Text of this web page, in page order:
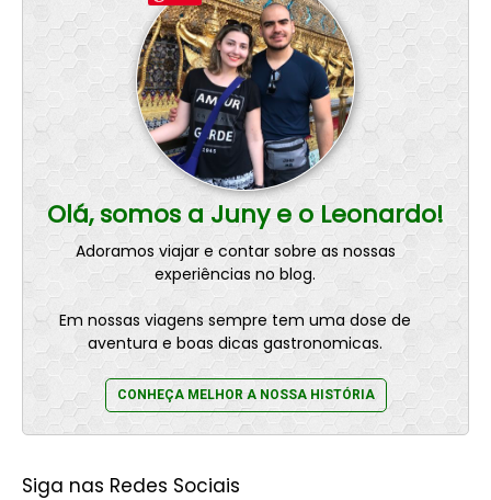
Olá, somos a Juny e o Leonardo!
Adoramos viajar e contar sobre as nossas
experiências no blog.
Em nossas viagens sempre tem uma dose de
aventura e boas dicas gastronomicas.
CONHEÇA MELHOR A NOSSA HISTÓRIA
Siga nas Redes Sociais